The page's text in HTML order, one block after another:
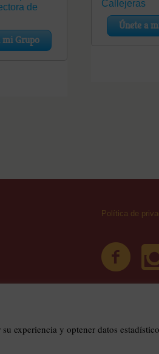
Política de
experiencia y optener datos